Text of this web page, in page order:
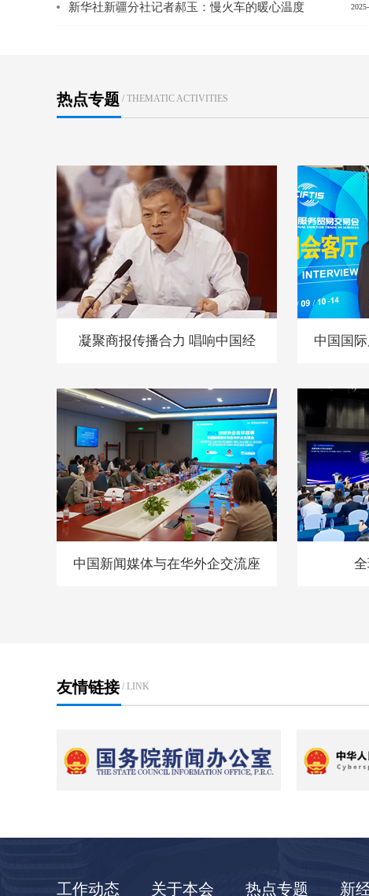
新华社新疆分社记者郝玉：慢火车的暖心温度
热点专题 / THEMATIC ACTIVITIES
凝聚商报传播合力 唱响中国经
济光明论
中国国
中国新闻媒体与在华外企交流座
友情链接/ LINK
工作动态 关于本会 热点专题 新